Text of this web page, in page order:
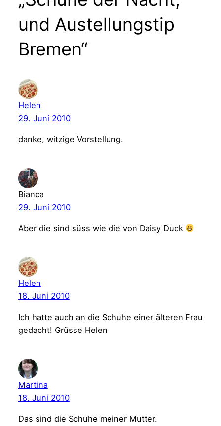
und Austellungstip
Bremen“
Helen
29. Juni 2010
danke, witzige Vorstellung.
Bianca
29. Juni 2010
Aber die sind süss wie die von Daisy Duck
Helen
18. Juni 2010
Ich hatte auch an die Schuhe einer älteren Frau
gedacht! Grüsse Helen
Martina
18. Juni 2010
Das sind die Schuhe meiner Mutter.